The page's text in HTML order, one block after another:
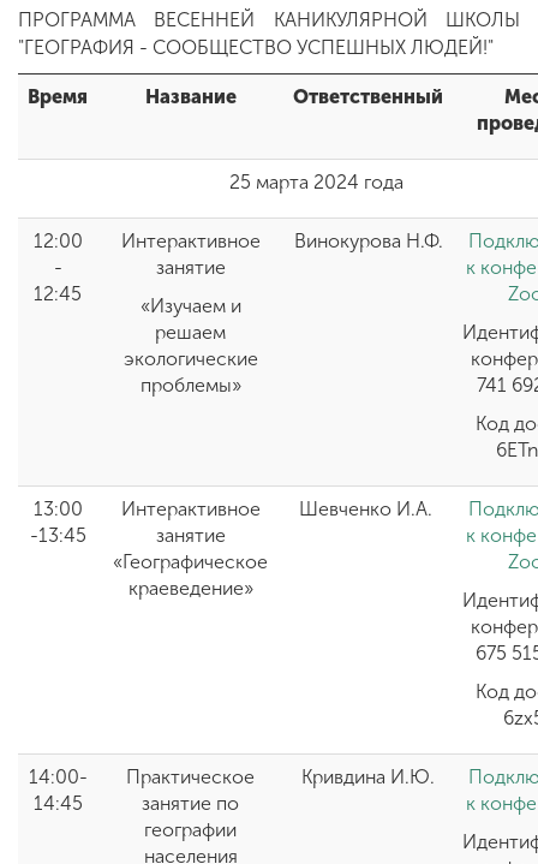
ENG SPN CHI
комиссия
+7 (831) 262-26-20
ПРОГРАММА ВЕСЕННЕЙ КАНИКУЛЯРНОЙ ШКОЛЫ
"ГЕОГРАФИЯ - СООБЩЕСТВО УСПЕШНЫХ ЛЮДЕЙ!"
Время Название Ответственный
25 марта 2024 года
12:00
-
12:45
Интерактивное
занятие
«Изучаем и
решаем
экологические
проблемы»
Винокурова Н.Ф.
к
741
Код
13:00
-13:45
Интерактивное
занятие
«Географическое
краеведение»
Шевченко И.А.
к
675
Код
14:00-
14:45
Практическое
занятие по
географии
населения
Кривдина И.Ю.
к